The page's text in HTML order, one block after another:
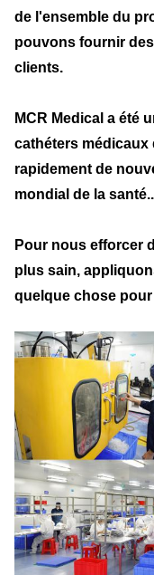
de l'ensemble du
pouvons fournir
clients.
MCR Medical a été
cathéters
rapidement de
mondial de la santé..
Pour nous efforcer
plus sain,
quelque chose